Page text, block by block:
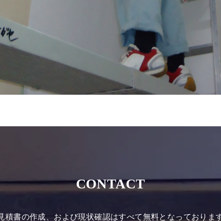
CONTACT
積書の作成、および現状確認はすべて無料となっておりま